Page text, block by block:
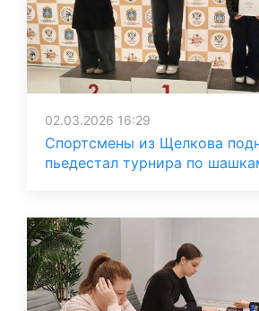
02.03.2026 16:29
Спортсмены из Щелкова
пьедестал турнира по